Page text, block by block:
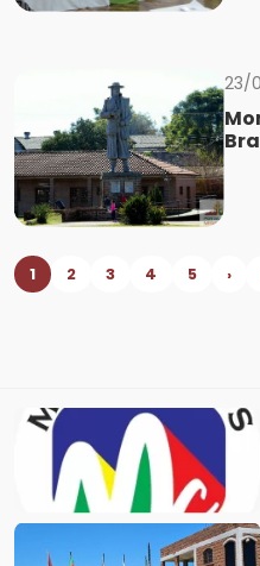
23/
1 2 3 4 5 ›